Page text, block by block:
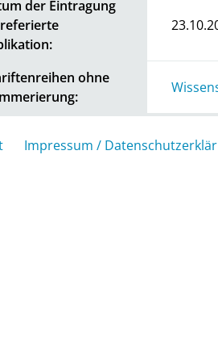
der Eintragung
ohne
Impressum /